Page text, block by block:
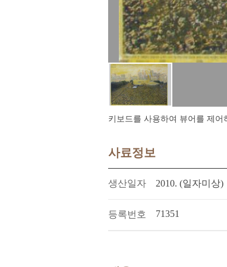
키보드를 사용하여 뷰어를 제
사료정보
생산일자 2010. (일자미상)
등록번호 71351